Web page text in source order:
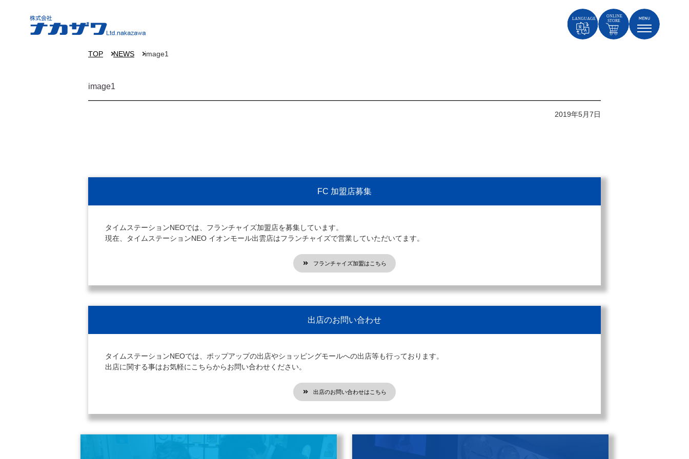
TOP NEWS image1
image1
2019年5月7日
FC 加盟店募集
タイムステーションNEOでは、フランチャイズ加盟店を募集しています。
現在、タイムステーションNEO イオンモール出雲店はフランチャイズで営業していただいてます。
フランチャイズ加盟はこちら
出店のお問い合わせ
タイムステーションNEOでは、ポップアップの出店やショッピングモールへの出店等も行っております。
出店に関する事はお気軽にこちらからお問い合わせください。
出店のお問い合わせはこちら